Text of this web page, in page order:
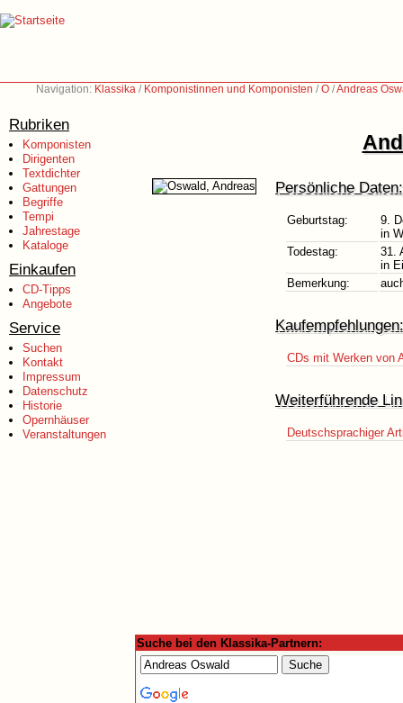
Navigation: Klassika / Komponistinnen und Komponisten /O /Andreas
Rubriken
Komponisten
Dirigenten
Textdichter
Gattungen
Begriffe
Tempi
Jahrestage
Kataloge
Einkaufen
CD-Tipps
Angebote
Service
Suchen
Kontakt
Impressum
Datenschutz
Historie
Opernhäuser
Veranstaltungen
Persönliche Daten:
Geburtstag:
9.
in
Todestag:
31.
in
Bemerkung:
Kaufempfehlungen:
CDs mit Werken von
Weiterführende
Deutschsprachiger
Suche bei den Klassika-Partnern: